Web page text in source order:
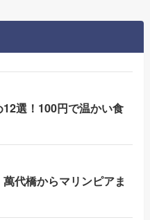
選！100円で温かい食
代橋からマリンピアま